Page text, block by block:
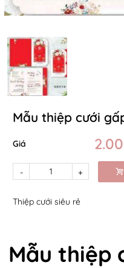
Mẫu thiệp cưới
Giá
- +
Thiệp cưới siêu rẻ
Mẫu thiệp